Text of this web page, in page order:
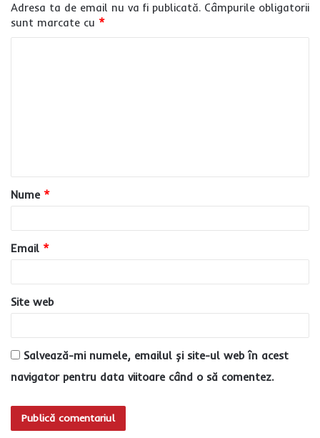
Adresa ta de email nu va fi publicată. Câmpurile obligatorii
sunt marcate cu *
a
r
u
*
Nume *
Email *
Site web
Salvează-mi numele, emailul și site-ul web în acest
navigator pentru data viitoare când o să comentez.